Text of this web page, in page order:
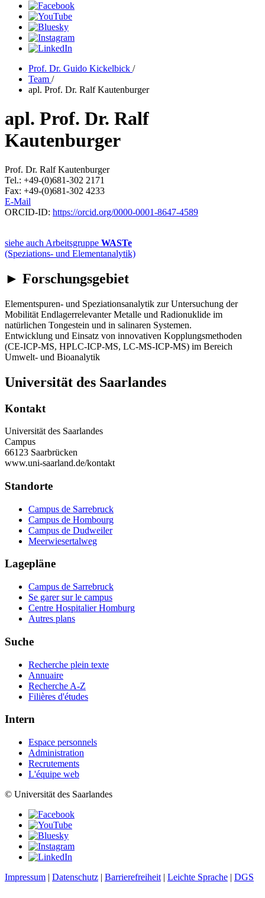
Prof. Dr. Guido Kickelbick /
Team /
apl. Prof. Dr. Ralf Kautenburger
apl. Prof. Dr. Ralf
Kautenburger
Prof. Dr. Ralf Kautenburger
Tel.: +49-(0)681-302 2171
Fax: +49-(0)681-302 4233
E-Mail
ORCID-ID: https://orcid.org/0000-0001-8647-4589
siehe auch Arbeitsgruppe WASTe
(Speziations- und Elementanalytik)
► Forschungsgebiet
Elementspuren- und Speziationsanalytik zur Untersuchung der
Mobilität Endlagerrelevanter Metalle und Radionuklide im
natürlichen Tongestein und in salinaren Systemen.
Entwicklung und Einsatz von innovativen Kopplungsmethoden
(CE-ICP-MS, HPLC-ICP-MS, LC-MS-ICP-MS) im Bereich
Umwelt- und Bioanalytik
Universität des Saarlandes
Kontakt
Universität des Saarlandes
Campus
66123 Saarbrücken
www.uni-saarland.de/kontakt
Standorte
Campus de Sarrebruck
Campus de Hombourg
Campus de Dudweiler
Meerwiesertalweg
Lagepläne
Campus de Sarrebruck
Se garer sur le campus
Centre Hospitalier Homburg
Autres plans
Suche
Recherche plein texte
Annuaire
Recherche A-Z
Filières d'études
Intern
Espace personnels
Administration
Recrutements
L'équipe web
© Universität des Saarlandes
Impressum | Datenschutz | Barrierefreiheit | Leichte Sprache | DGS